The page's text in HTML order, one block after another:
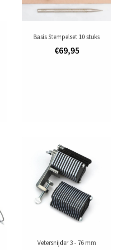
Basis Stempelset 10 stuks
€69,95
Vetersnijder 3 - 76 mm